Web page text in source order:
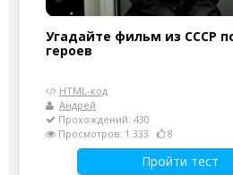
Угадайте фильм из СССР
героев
HTML-код
Андрей
Прохождений: 430
Просмотров: 1 333
8
Пройти тест